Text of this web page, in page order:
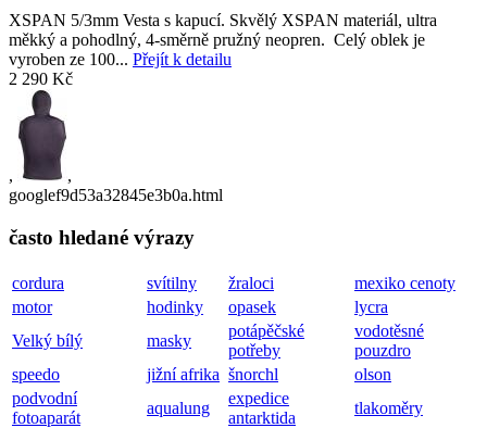
XSPAN 5/3mm Vesta s kapucí. Skvělý XSPAN materiál, ultra
měkký a pohodlný, 4-směrně pružný neopren. Celý oblek je
vyroben ze 100... Přejít k detailu
2 290 Kč
,
,
googlef9d53a32845e3b0a.html
často hledané výrazy
cordura svítilny žraloci
mexiko cenoty
motor
hodinky opasek
lycra
Velký bílý
masky
potápěčské
potřeby
vodotěsné
pouzdro
speedo
jižní afrika šnorchl
olson
podvodní
fotoaparát
aqualung
expedice
antarktida
tlakoměry